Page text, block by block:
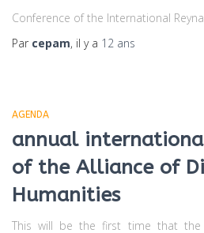
Conference of the International
Par cepam, il y a 12 ans
AGENDA
annual
of the Alliance of
Humanities
This will be the first time that the